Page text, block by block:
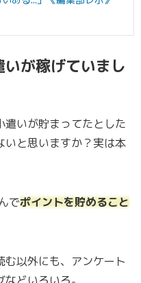
が稼げていまし
遣いが貯まってたとした
いと思いますか？実は本
でポイントを貯めること
以外にも、アンケート